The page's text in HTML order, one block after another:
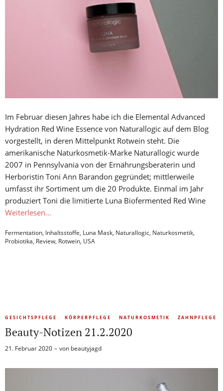
Im Februar diesen Jahres habe ich die Elemental Advanced
Hydration Red Wine Essence von Naturallogic auf dem Blog
vorgestellt, in deren Mittelpunkt Rotwein steht. Die
amerikanische Naturkosmetik-Marke Naturallogic wurde
2007 in Pennsylvania von der Ernährungsberaterin und
Herboristin Toni Ann Barandon gegründet; mittlerweile
umfasst ihr Sortiment um die 20 Produkte. Einmal im Jahr
produziert Toni die limitierte Luna Biofermented Red Wine
Weiterlesen…
Fermentation, Inhaltsstoffe, Luna Mask, Naturallogic, Naturkosmetik,
Probiotika, Review, Rotwein, USA
GESICHTSPFLEGE KÖRPERPFLEGE NATURKOSMETIK ZAHNPFLEGE
Beauty-Notizen 21.2.2020
21. Februar 2020 von beautyjagd